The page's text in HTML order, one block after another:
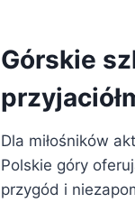
Górskie
Dla miłośników
Polskie góry
przygód i